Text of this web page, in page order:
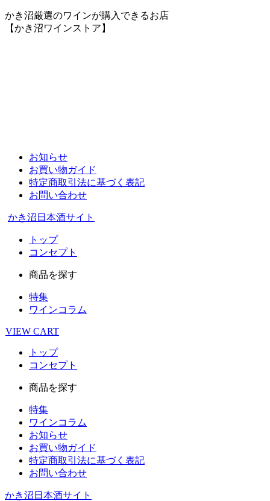
かき沼厳選のワインが購入できるお店
【かき沼ワインストア】
お知らせ
お買い物ガイド
特定商取引法に基づく表記
お問い合わせ
かき沼日本酒サイト
トップ
コンセプト
商品を探す
特集
ワインコラム
VIEW CART
トップ
コンセプト
商品を探す
特集
ワインコラム
お知らせ
お買い物ガイド
特定商取引法に基づく表記
お問い合わせ
かき沼日本酒サイト